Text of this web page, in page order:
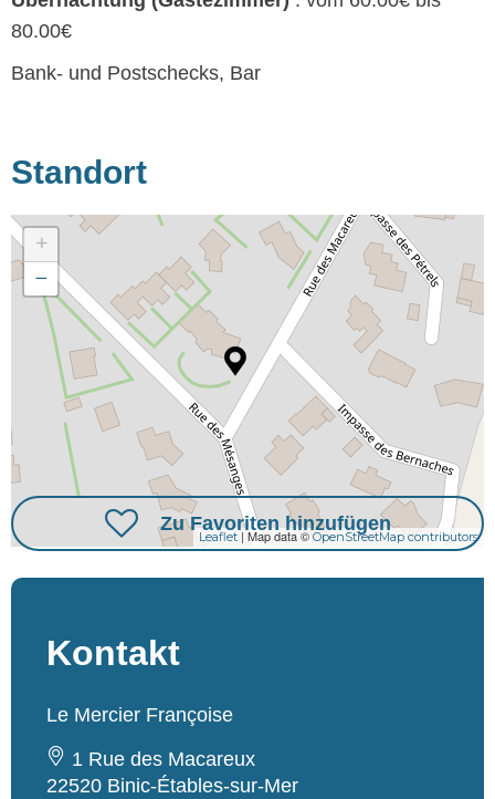
80.00€
Bank- und Postschecks, Bar
Standort
+
−
Leaflet| Map data ©OpenStreetMap contributors
Zu Favoriten hinzufügen
Kontakt
Le Mercier Françoise
1 Rue des Macareux
22520 Binic-Étables-sur-Mer